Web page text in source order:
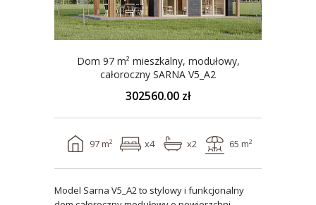
Dom 97 m² mieszkalny, modułowy,
całoroczny SARNA V5_A2
302560.00 zł
97 m² x4 x2 65 m²
Model Sarna V5_A2 to stylowy i funkcjonalny